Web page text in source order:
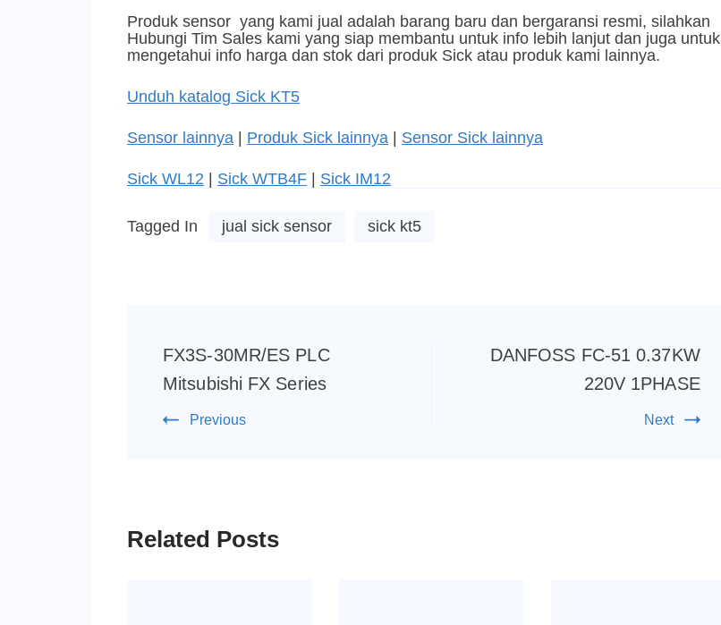
Produk sensor yang kami jual adalah barang baru dan bergaransi resmi, silahkan
Hubungi Tim Sales kami yang siap membantu untuk info lebih lanjut dan juga untuk
mengetahui info harga dan stok dari produk Sick atau produk kami lainnya.
Unduh katalog Sick KT5
Sensor lainnya Produk Sick lainnya Sensor Sick lainnya
Sick WL12 Sick WTB4F Sick IM12
Tagged In jual sick sensor sick kt5
Navigation
FX3S-30MR/ES PLC
Mitsubishi FX Series
Previous
DANFOSS FC-51 0.37KW
220V 1PHASE
Next
Related Posts